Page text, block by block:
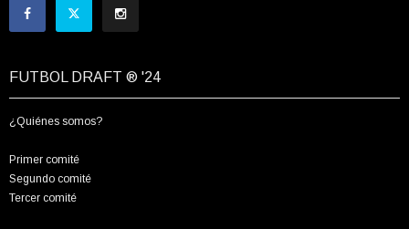
FUTBOL DRAFT ® '24
¿Quiénes somos?
Primer comité
Segundo comité
Tercer comité